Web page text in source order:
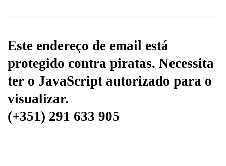
Este endereço de email está
protegido contra piratas. Necessita
ter o JavaScript autorizado para o
visualizar.
(+351) 291 633 905